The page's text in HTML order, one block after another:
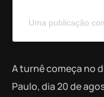
Uma publicação
A turnê começa no
Paulo, dia 20 de